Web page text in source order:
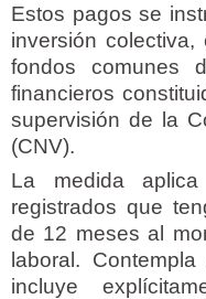
Estos pagos se
inversión
fondos comunes
financieros
supervisión de la
(CNV).
La medida
registrados que
de 12 meses al
laboral.
incluye